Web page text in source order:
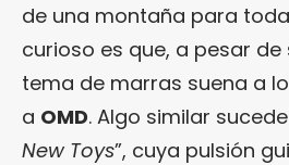
de una montaña para
curioso es que, a pesar de
tema de marras suena a
a OMD. Algo similar
New Toys”, cuya pulsión